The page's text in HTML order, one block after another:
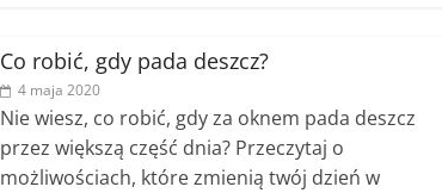
Co robić, gdy pada deszcz?
4 maja 2020
Nie wiesz, co robić, gdy za oknem pada deszcz
przez większą część dnia? Przeczytaj o
możliwościach, które zmienią twój dzień w